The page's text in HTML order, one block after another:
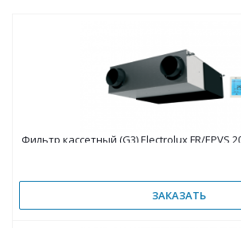
Фильтр кассетный (G3) Electrolux FR/EPVS
ЗАКАЗАТЬ